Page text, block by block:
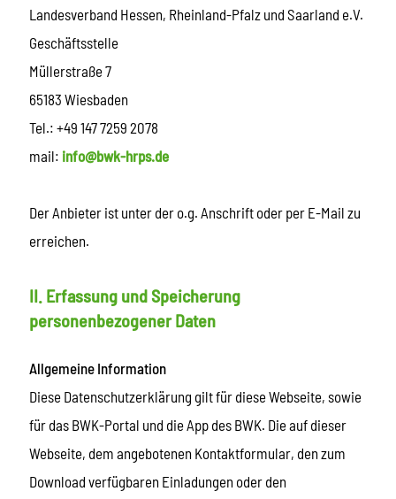
Landesverband Hessen, Rheinland-Pfalz und Saarland e.V.
Geschäftsstelle
Müllerstraße 7
65183 Wiesbaden
Tel.: +49 147 7259 2078
mail: info@bwk-hrps.de
Der Anbieter ist unter der o.g. Anschrift oder per E-Mail zu
erreichen.
II. Erfassung und Speicherung
personenbezogener Daten
Allgemeine Information
Diese Datenschutzerklärung gilt für diese Webseite, sowie
für das BWK-Portal und die App des BWK. Die auf dieser
Webseite, dem angebotenen Kontaktformular, den zum
Download verfügbaren Einladungen oder den